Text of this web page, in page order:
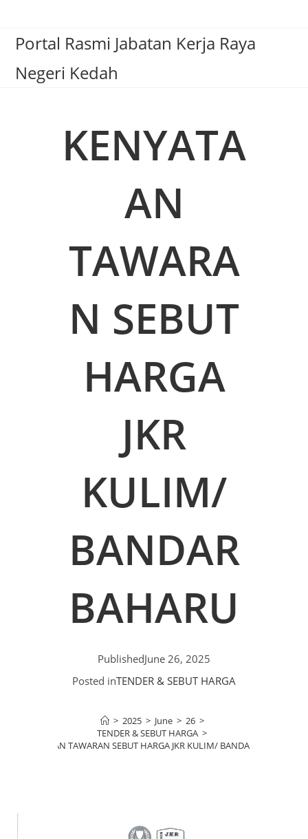
Portal Rasmi Jabatan Kerja Raya
Negeri Kedah
KENYATA
AN
TAWARA
N SEBUT
HARGA
JKR
KULIM/
BANDAR
BAHARU
PublishedJune 26, 2025
Posted inTENDER & SEBUT HARGA
> 2025 > June > 26 >
TENDER & SEBUT HARGA >
KENYATAAN TAWARAN SEBUT HARGA JKR KULIM/ BANDAR BAHARU